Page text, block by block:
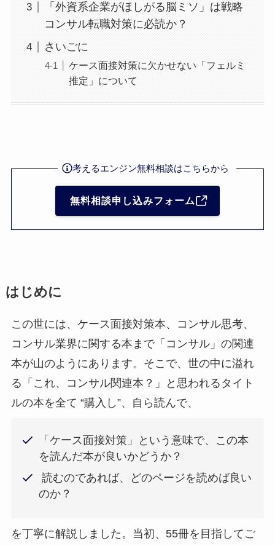
「外資系企業がほしがる脳ミソ」は戦略
コンサル転職対策に必読か？
さいごに
ケース面接対策に欠かせない「フェルミ
推定」について
考えるエンジン無料相談はこちらから
無料相談申し込みフォーム
はじめに
この世には、ケース面接対策本、コンサル思考、
コンサル業界に関する本まで「コンサル」の関連
本が山のようにあります。そこで、世の中に溢れ
る「これ、コンサル関連本？」と思われるタイト
ルの本を全て “購入し”、自ら読んで、
「ケース面接対策」という意味で、この本
を読んだ本が良いかどうか？
読むのであれば、どのページを読めば良い
のか？
を丁寧に解説しました。当初、55冊を目指してご